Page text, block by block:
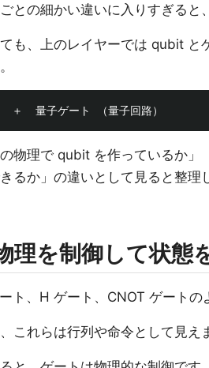
との細かい違いに入りすぎると
も、上のレイヤーでは qubit と
物理で qubit を作っているか」
るか」の違いとして見ると整理
理を制御して状態
ト、H ゲート、CNOT ゲートの
これらは行列や命令として見え